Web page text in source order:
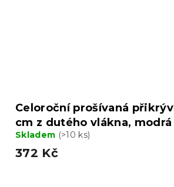
Celoroční prošívaná
cm z dutého vlákna, modrá
Skladem (>10 ks)
372 Kč